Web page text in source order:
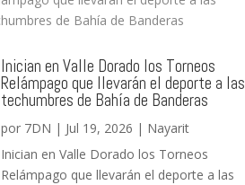
Inician en Valle Dorado los Torneos
Relámpago que llevarán el deporte a las
techumbres de Bahía de Banderas
por 7DN | Jul 19, 2026 | Nayarit
Inician en Valle Dorado los Torneos
Relámpago que llevarán el deporte a las